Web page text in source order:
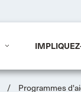
/ Programmes